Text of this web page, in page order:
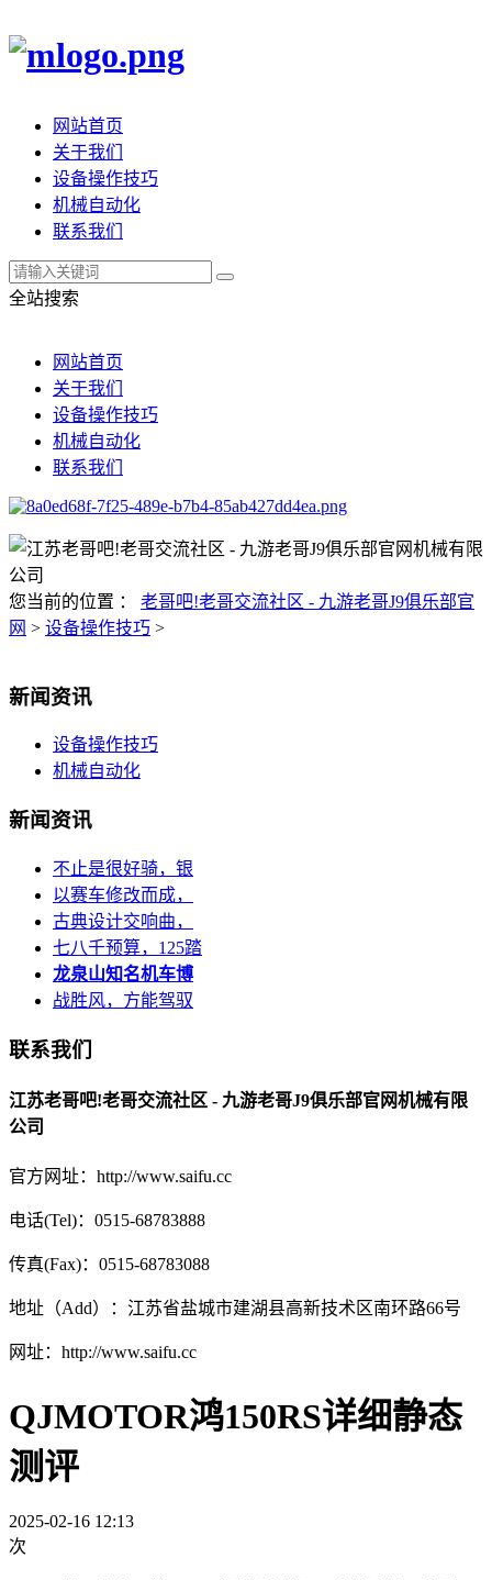
网站首页
关于我们
设备操作技巧
机械自动化
联系我们
全站搜索
网站首页
关于我们
设备操作技巧
机械自动化
联系我们
您当前的位置 ： 老哥吧!老哥交流社区 - 九游老哥J9俱乐部官
网 > 设备操作技巧 >
新闻资讯
设备操作技巧
机械自动化
新闻资讯
不止是很好骑，银
以赛车修改而成，
古典设计交响曲，
七八千预算，125踏
龙泉山知名机车博
战胜风，方能驾驭
联系我们
江苏老哥吧!老哥交流社区 - 九游老哥J9俱乐部官网机械有限
公司
官方网址：http://www.saifu.cc
电话(Tel)：0515-68783888
传真(Fax)：0515-68783088
地址（Add）：江苏省盐城市建湖县高新技术区南环路66号
网址：http://www.saifu.cc
QJMOTOR鸿150RS详细静态
测评
2025-02-16 12:13
次